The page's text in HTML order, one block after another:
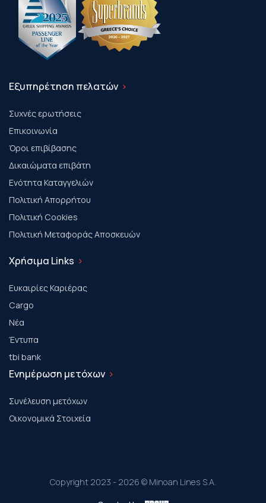
Εξυπηρέτηση πελατών
Συχνές ερωτήσεις
Επικοινωνία
Όροι επιβίβασης
Δικαιώματα επιβάτη
Ενότητα Καταγγελιών
Πολιτική Απορρήτου
Πολιτική Cookies
Πολιτική Μεταφοράς Αποσκευών
Χρήσιμα Links
Ευκαιρίες Καριέρας
Cargo
Νέα
Έντυπα
tbi bank
Ενημέρωση μετόχων
Συνέλευση μετόχων
Οικονομικά Στοιχεία
Copyright 2023 - 2026 © Minoan Lines S.A.